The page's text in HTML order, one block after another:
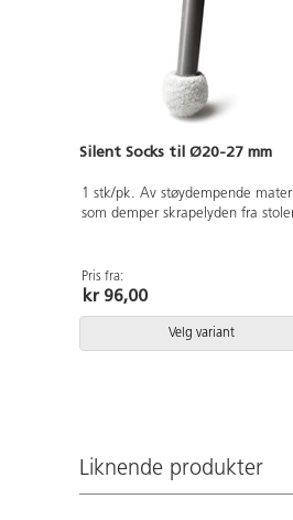
Silent Socks til Ø20-27 mm
1 stk/pk. Av støydempende
som demper skrapelyden fra
40°C, ullprogram tørketrommel.
Monteres enkelt uten verktøy.
Orginale stolknotter behøves ikke
Pris fra:
kr 96,00
Velg variant
Liknende produkter